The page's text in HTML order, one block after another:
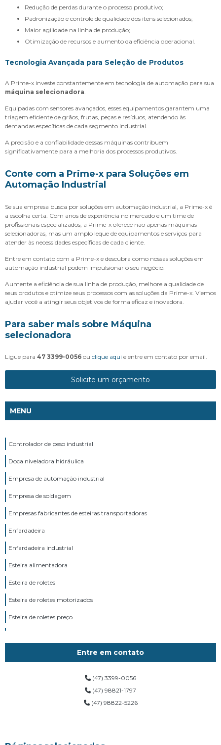
Redução de perdas durante o processo produtivo;
Padronização e controle de qualidade dos itens selecionados;
Maior agilidade na linha de produção;
Otimização de recursos e aumento da eficiência operacional.
Tecnologia Avançada para Seleção de Produtos
A Prime-x investe constantemente em tecnologia de automação para sua
máquina selecionadora
Equipadas com sensores avançados, esses equipamentos garantem uma
triagem eficiente de grãos, frutas, peças e resíduos, atendendo às
demandas específicas de cada segmento industrial.
A precisão e a confiabilidade dessas máquinas contribuem
significativamente para a melhoria dos processos produtivos.
Conte com a Prime-x para Soluções em
Automação Industrial
Se sua empresa busca por soluções em automação industrial, a Prime-x é
a escolha certa. Com anos de experiência no mercado e um time de
profissionais especializados, a Prime-x oferece não apenas máquinas
selecionadoras, mas um amplo leque de equipamentos e serviços para
atender às necessidades específicas de cada cliente.
Entre em contato com a Prime-x e descubra como nossas soluções em
automação industrial podem impulsionar o seu negócio.
Aumente a eficiência de sua linha de produção, melhore a qualidade de
seus produtos e otimize seus processos com as soluções da Prime-x. Viemos
ajudar você a atingir seus objetivos de forma eficaz e inovadora.
Para saber mais sobre Máquina
selecionadora
Ligue para 47 3399-0056 ou clique aqui e entre em contato por email.
Solicite um orçamento
MENU
Controlador de peso industrial
Doca niveladora hidráulica
Empresa de automação industrial
Empresa de soldagem
Empresas fabricantes de esteiras transportadoras
Enfardadeira
Enfardadeira industrial
Esteira alimentadora
Esteira de roletes
Esteira de roletes motorizados
Esteira de roletes preço
Esteira de roletes transportadoraEntre em contato
(47) 3399-0056
(47) 98821-1797
(47) 98822-5226